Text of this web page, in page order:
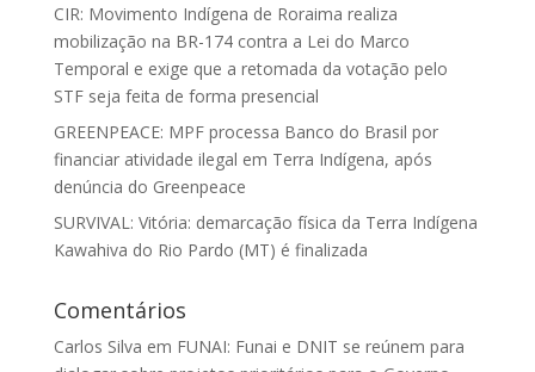
CIR: Movimento Indígena de Roraima realiza
mobilização na BR-174 contra a Lei do Marco
Temporal e exige que a retomada da votação pelo
STF seja feita de forma presencial
GREENPEACE: MPF processa Banco do Brasil por
financiar atividade ilegal em Terra Indígena, após
denúncia do Greenpeace
SURVIVAL: Vitória: demarcação física da Terra Indígena
Kawahiva do Rio Pardo (MT) é finalizada
Comentários
Carlos Silva em FUNAI: Funai e DNIT se reúnem para